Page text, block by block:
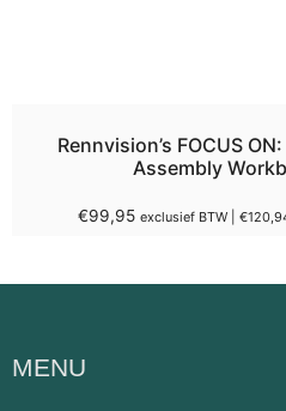
Rennvision’s FOCUS
Assembly
€99,95 exclusief BTW | €
MENU